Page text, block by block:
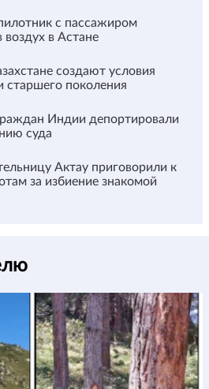
с пассажиром
воздух в Астане
создают условия
старшего поколения
Индии депортировали
суда
Актау приговорили к
за избиение знакомой